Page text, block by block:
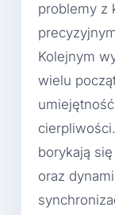
problemy z
Kolejnym
wielu
borykają
oraz